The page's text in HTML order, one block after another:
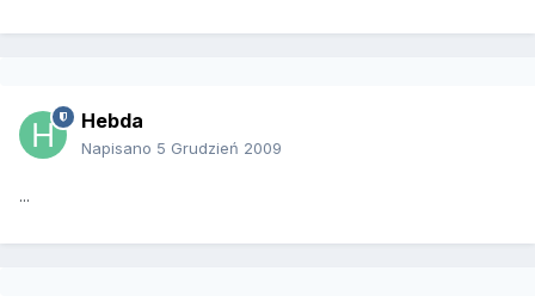
Hebda
Napisano 5 Grudzień 2009
...